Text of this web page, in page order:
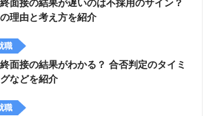
面接の結果が遅いのは不採用のサイン？
理由と考え方を紹介
職
面接の結果がわかる？ 合否判定のタイミ
などを紹介
職